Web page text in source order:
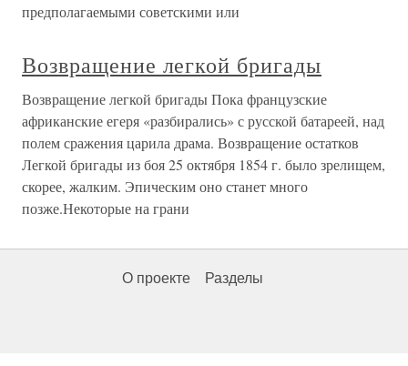
предполагаемыми советскими или
Возвращение легкой бригады
Возвращение легкой бригады Пока французские
африканские егеря «разбирались» с русской батареей, над
полем сражения царила драма. Возвращение остатков
Легкой бригады из боя 25 октября 1854 г. было зрелищем,
скорее, жалким. Эпическим оно станет много
позже.Некоторые на грани
О проекте Разделы